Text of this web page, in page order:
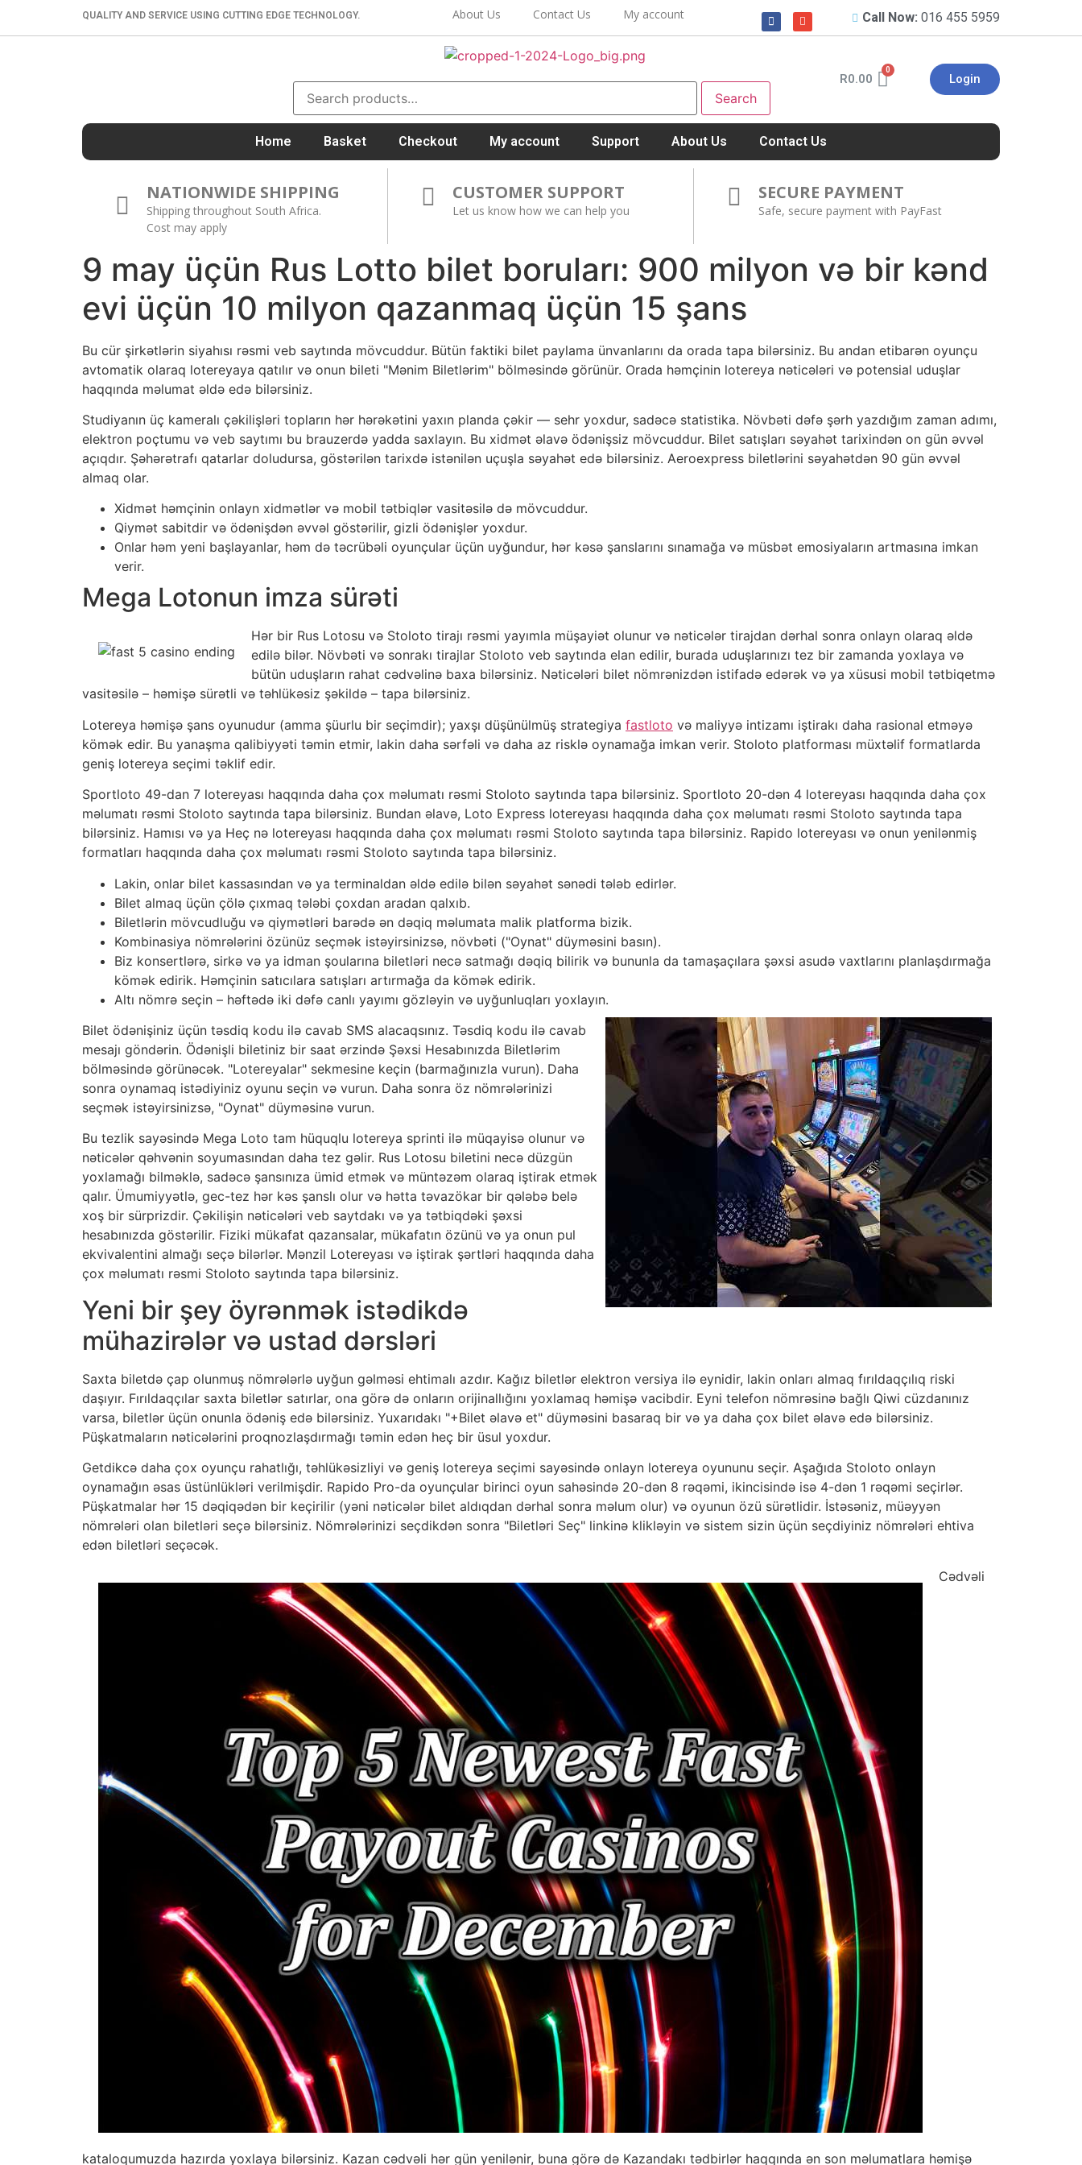
QUALITY AND SERVICE USING CUTTING EDGE TECHNOLOGY. About Us Contact Us My account Call Now: 016 455 5959
Search
R0.00 Login
Home Basket Checkout My account Support About Us Contact Us
NATIONWIDE SHIPPING
Shipping throughout South Africa.
Cost may apply
CUSTOMER SUPPORT
Let us know how we can help you
SECURE PAYMENT
Safe, secure payment with PayFast
9 may üçün Rus Lotto bilet boruları: 900 milyon və bir kənd
evi üçün 10 milyon qazanmaq üçün 15 şans
Bu cür şirkətlərin siyahısı rəsmi veb saytında mövcuddur. Bütün faktiki bilet paylama ünvanlarını da orada tapa bilərsiniz. Bu andan etibarən oyunçu
avtomatik olaraq lotereyaya qatılır və onun bileti "Mənim Biletlərim" bölməsində görünür. Orada həmçinin lotereya nəticələri və potensial uduşlar
haqqında məlumat əldə edə bilərsiniz.
Studiyanın üç kameralı çəkilişləri topların hər hərəkətini yaxın planda çəkir — sehr yoxdur, sadəcə statistika. Növbəti dəfə şərh yazdığım zaman adımı,
elektron poçtumu və veb saytımı bu brauzerdə yadda saxlayın. Bu xidmət əlavə ödənişsiz mövcuddur. Bilet satışları səyahət tarixindən on gün əvvəl
açıqdır. Şəhərətrafı qatarlar doludursa, göstərilən tarixdə istənilən uçuşla səyahət edə bilərsiniz. Aeroexpress biletlərini səyahətdən 90 gün əvvəl
almaq olar.
Xidmət həmçinin onlayn xidmətlər və mobil tətbiqlər vasitəsilə də mövcuddur.
Qiymət sabitdir və ödənişdən əvvəl göstərilir, gizli ödənişlər yoxdur.
Onlar həm yeni başlayanlar, həm də təcrübəli oyunçular üçün uyğundur, hər kəsə şanslarını sınamağa və müsbət emosiyaların artmasına imkan
verir.
Mega Lotonun imza sürəti
Hər bir Rus Lotosu və Stoloto tirajı rəsmi yayımla müşayiət olunur və nəticələr tirajdan dərhal sonra onlayn olaraq əldə
edilə bilər. Növbəti və sonrakı tirajlar Stoloto veb saytında elan edilir, burada uduşlarınızı tez bir zamanda yoxlaya və
bütün uduşların rahat cədvəlinə baxa bilərsiniz. Nəticələri bilet nömrənizdən istifadə edərək və ya xüsusi mobil tətbiqetmə
vasitəsilə – həmişə sürətli və təhlükəsiz şəkildə – tapa bilərsiniz.
Lotereya həmişə şans oyunudur (amma şüurlu bir seçimdir); yaxşı düşünülmüş strategiya fastloto və maliyyə intizamı iştirakı daha rasional etməyə
kömək edir. Bu yanaşma qalibiyyəti təmin etmir, lakin daha sərfəli və daha az risklə oynamağa imkan verir. Stoloto platforması müxtəlif formatlarda
geniş lotereya seçimi təklif edir.
Sportloto 49-dan 7 lotereyası haqqında daha çox məlumatı rəsmi Stoloto saytında tapa bilərsiniz. Sportloto 20-dən 4 lotereyası haqqında daha çox
məlumatı rəsmi Stoloto saytında tapa bilərsiniz. Bundan əlavə, Loto Express lotereyası haqqında daha çox məlumatı rəsmi Stoloto saytında tapa
bilərsiniz. Hamısı və ya Heç nə lotereyası haqqında daha çox məlumatı rəsmi Stoloto saytında tapa bilərsiniz. Rapido lotereyası və onun yenilənmiş
formatları haqqında daha çox məlumatı rəsmi Stoloto saytında tapa bilərsiniz.
Lakin, onlar bilet kassasından və ya terminaldan əldə edilə bilən səyahət sənədi tələb edirlər.
Bilet almaq üçün çölə çıxmaq tələbi çoxdan aradan qalxıb.
Biletlərin mövcudluğu və qiymətləri barədə ən dəqiq məlumata malik platforma bizik.
Kombinasiya nömrələrini özünüz seçmək istəyirsinizsə, növbəti ("Oynat" düyməsini basın).
Biz konsertlərə, sirkə və ya idman şoularına biletləri necə satmağı dəqiq bilirik və bununla da tamaşaçılara şəxsi asudə vaxtlarını planlaşdırmağa
kömək edirik. Həmçinin satıcılara satışları artırmağa da kömək edirik.
Altı nömrə seçin – həftədə iki dəfə canlı yayımı gözləyin və uyğunluqları yoxlayın.
Bilet ödənişiniz üçün təsdiq kodu ilə cavab SMS alacaqsınız. Təsdiq kodu ilə cavab
mesajı göndərin. Ödənişli biletiniz bir saat ərzində Şəxsi Hesabınızda Biletlərim
bölməsində görünəcək. "Lotereyalar" sekmesine keçin (barmağınızla vurun). Daha
sonra oynamaq istədiyiniz oyunu seçin və vurun. Daha sonra öz nömrələrinizi
seçmək istəyirsinizsə, "Oynat" düyməsinə vurun.
Bu tezlik sayəsində Mega Loto tam hüquqlu lotereya sprinti ilə müqayisə olunur və
nəticələr qəhvənin soyumasından daha tez gəlir. Rus Lotosu biletini necə düzgün
yoxlamağı bilməklə, sadəcə şansınıza ümid etmək və müntəzəm olaraq iştirak etmək
qalır. Ümumiyyətlə, gec-tez hər kəs şanslı olur və hətta təvazökar bir qələbə belə
xoş bir sürprizdir. Çəkilişin nəticələri veb saytdakı və ya tətbiqdəki şəxsi
hesabınızda göstərilir. Fiziki mükafat qazansalar, mükafatın özünü və ya onun pul
ekvivalentini almağı seçə bilərlər. Mənzil Lotereyası və iştirak şərtləri haqqında daha
çox məlumatı rəsmi Stoloto saytında tapa bilərsiniz.
Yeni bir şey öyrənmək istədikdə
mühazirələr və ustad dərsləri
Saxta biletdə çap olunmuş nömrələrlə uyğun gəlməsi ehtimalı azdır. Kağız biletlər elektron versiya ilə eynidir, lakin onları almaq fırıldaqçılıq riski
daşıyır. Fırıldaqçılar saxta biletlər satırlar, ona görə də onların orijinallığını yoxlamaq həmişə vacibdir. Eyni telefon nömrəsinə bağlı Qiwi cüzdanınız
varsa, biletlər üçün onunla ödəniş edə bilərsiniz. Yuxarıdakı "+Bilet əlavə et" düyməsini basaraq bir və ya daha çox bilet əlavə edə bilərsiniz.
Püşkatmaların nəticələrini proqnozlaşdırmağı təmin edən heç bir üsul yoxdur.
Getdikcə daha çox oyunçu rahatlığı, təhlükəsizliyi və geniş lotereya seçimi sayəsində onlayn lotereya oyununu seçir. Aşağıda Stoloto onlayn
oynamağın əsas üstünlükləri verilmişdir. Rapido Pro-da oyunçular birinci oyun sahəsində 20-dən 8 rəqəmi, ikincisində isə 4-dən 1 rəqəmi seçirlər.
Püşkatmalar hər 15 dəqiqədən bir keçirilir (yəni nəticələr bilet aldıqdan dərhal sonra məlum olur) və oyunun özü sürətlidir. İstəsəniz, müəyyən
nömrələri olan biletləri seçə bilərsiniz. Nömrələrinizi seçdikdən sonra "Biletləri Seç" linkinə klikləyin və sistem sizin üçün seçdiyiniz nömrələri ehtiva
edən biletləri seçəcək.
Cədvəli
kataloqumuzda hazırda yoxlaya bilərsiniz. Kazan cədvəli hər gün yenilənir, buna görə də Kazandakı tədbirlər haqqında ən son məlumatlara həmişə